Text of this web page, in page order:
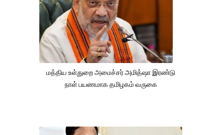
மத்திய உள்துறை அமைச்சர் அமித்ஷா இரண்டு
நாள் பயணமாக தமிழகம் வருகை